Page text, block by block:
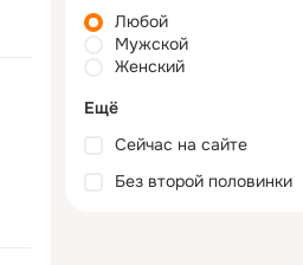
Любой
Мужской
Женский
Ещё
Сейчас на сайте
Без второй половинки